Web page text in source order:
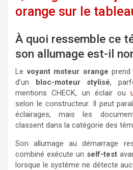
orange sur le
À quoi ressemble ce
son allumage est-il
Levoyant moteur orange
d’un bloc-moteur stylisé,
mentions CHECK, un éclair ou
selon le constructeur. Il peut
éclairages, mais les
classent dans la catégorie des
Son allumage au démarrage
combiné exécute un self-test
lorsque le système ne détecte